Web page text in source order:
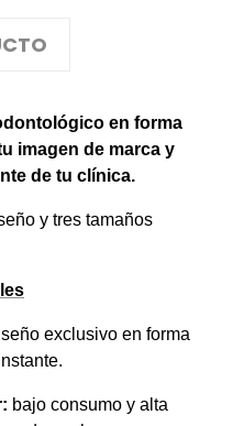
en forma
imagen de marca y
de tu clínica.
y tres tamaños
exclusivo en forma
bajo consumo y alta